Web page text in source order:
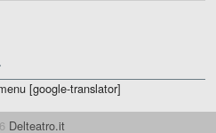
[google-translator]
Delteatro.it